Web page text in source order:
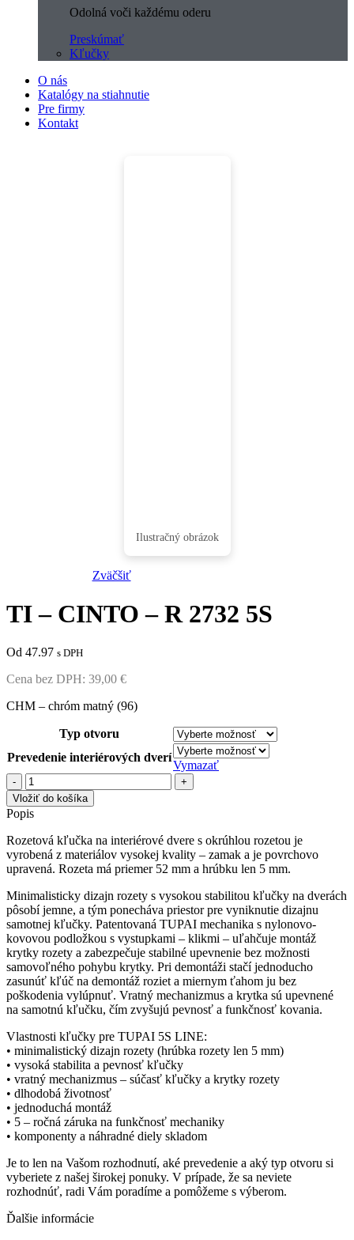
Odolná voči každému oderu
Preskúmať
Kľučky
O nás
Katalógy na stiahnutie
Pre firmy
Kontakt
Zväčšiť
TI – CINTO – R 2732 5S
Od 47.97 s DPH
Cena bez DPH: 39,00 €
CHM – chróm matný (96)
Typ otvoru
Prevedenie interiérových dverí
Vymazať
množstvo
TI
-
-
R
2732
Vložiť do košíka
Popis
Rozetová kľučka na interiérové dvere s okrúhlou rozetou je
vyrobená z materiálov vysokej kvality – zamak a je povrchovo
upravená. Rozeta má priemer 52 mm a hrúbku len 5 mm.
Minimalisticky dizajn rozety s vysokou stabilitou kľučky na dverách
pôsobí jemne, a tým ponecháva priestor pre vyniknutie dizajnu
samotnej kľučky. Patentovaná TUPAI mechanika s nylonovo-
kovovou podložkou s vystupkami – klikmi – uľahčuje montáž
krytky rozety a zabezpečuje stabilné upevnenie bez možnosti
samovoľného pohybu krytky. Pri demontáži stačí jednoducho
zasunúť kľúč na demontáž roziet a miernym ťahom ju bez
poškodenia vylúpnuť. Vratný mechanizmus a krytka sú upevnené
na samotnú kľučku, čím zvyšujú pevnosť a funkčnosť kovania.
Vlastnosti kľučky pre TUPAI 5S LINE:
• minimalistický dizajn rozety (hrúbka rozety len 5 mm)
• vysoká stabilita a pevnosť kľučky
• vratný mechanizmus – súčasť kľučky a krytky rozety
• dlhodobá životnosť
• jednoduchá montáž
• 5 – ročná záruka na funkčnosť mechaniky
• komponenty a náhradné diely skladom
Je to len na Vašom rozhodnutí, aké prevedenie a aký typ otvoru si
vyberiete z našej širokej ponuky. V prípade, že sa neviete
rozhodnúť, radi Vám poradíme a pomôžeme s výberom.
Ďalšie informácie